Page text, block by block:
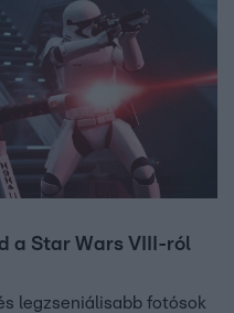
a Star Wars VIII-ról
legzseniálisabb fotósok